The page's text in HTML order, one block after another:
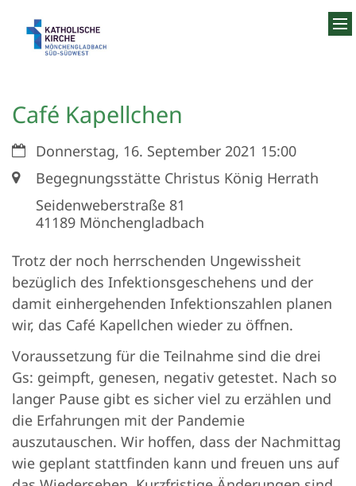
Café Kapellchen
Datum:Donnerstag, 16. September 2021 15:00
Ort:Begegnungsstätte Christus König Herrath
Seidenweberstraße 81
41189 Mönchengladbach
Trotz der noch herrschenden Ungewissheit
bezüglich des Infektionsgeschehens und der
damit einhergehenden Infektionszahlen planen
wir, das Café Kapellchen wieder zu öffnen.
Voraussetzung für die Teilnahme sind die drei
Gs: geimpft, genesen, negativ getestet. Nach so
langer Pause gibt es sicher viel zu erzählen und
die Erfahrungen mit der Pandemie
auszutauschen. Wir hoffen, dass der Nachmittag
wie geplant stattfinden kann und freuen uns auf